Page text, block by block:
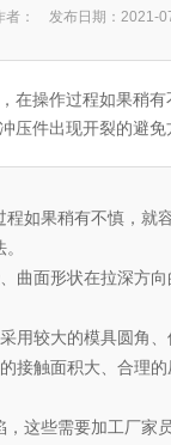
者： 发布日期：2021-
在操作过程如果稍
压件出现开裂的避免
如果稍有不慎，
曲面形状在拉深方
较大的模具圆角、
触面积大、合理的
些需要加工厂家